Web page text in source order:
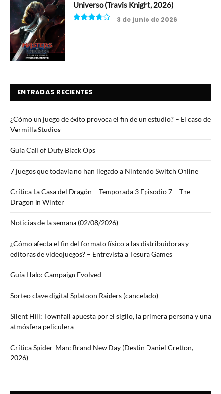
Universo (Travis Knight, 2026)
3 de junio de 2026
ENTRADAS RECIENTES
¿Cómo un juego de éxito provoca el fin de un estudio? – El caso de
Vermilla Studios
Guía Call of Duty Black Ops
7 juegos que todavía no han llegado a Nintendo Switch Online
Crítica La Casa del Dragón – Temporada 3 Episodio 7 – The
Dragon in Winter
Noticias de la semana (02/08/2026)
¿Cómo afecta el fin del formato físico a las distribuidoras y
editoras de videojuegos? – Entrevista a Tesura Games
Guía Halo: Campaign Evolved
Sorteo clave digital Splatoon Raiders (cancelado)
Silent Hill: Townfall apuesta por el sigilo, la primera persona y una
atmósfera peliculera
Crítica Spider-Man: Brand New Day (Destin Daniel Cretton,
2026)